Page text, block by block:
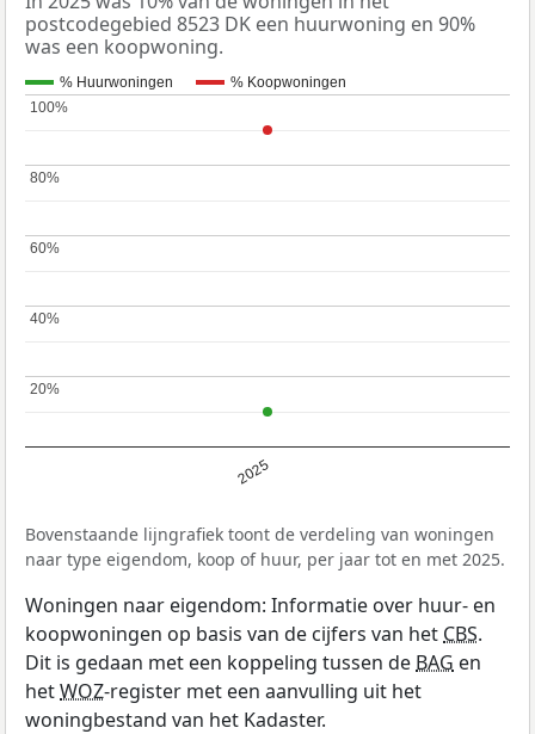
postcodegebied 8523 DK een huurwoning en 90%
was een koopwoning.
% Huurwoningen % Koopwoningen
2025
20%
20%
40%
40%
60%
60%
80%
80%
100%
100%
Bovenstaande lijngrafiek toont de verdeling van woningen
naar type eigendom, koop of huur, per jaar tot en met 2025.
Woningen naar eigendom: Informatie over huur- en
koopwoningen op basis van de cijfers van het CBS.
Dit is gedaan met een koppeling tussen de BAG en
hetWOZ-register met een aanvulling uit het
woningbestand van het Kadaster.